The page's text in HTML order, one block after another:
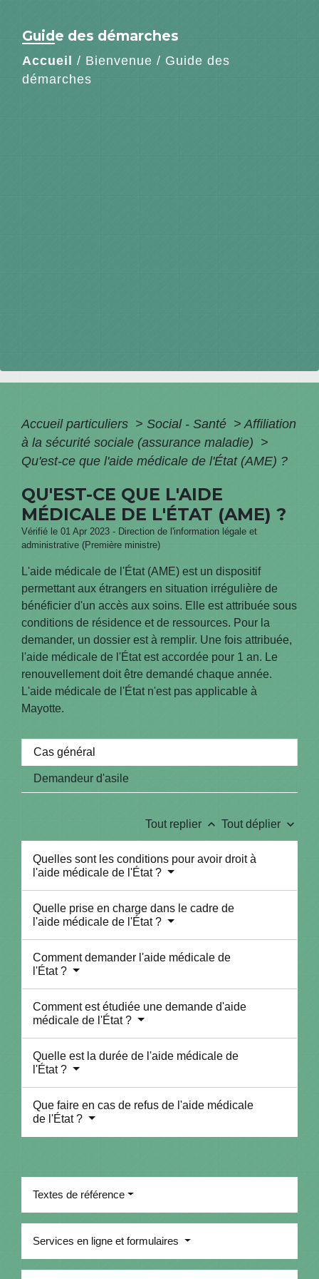
Guide des démarches
Accueil / Bienvenue / Guide des
démarches
Accueil particuliers > Social - Santé > Affiliation
à la sécurité sociale (assurance maladie) >
Qu'est-ce que l'aide médicale de l'État (AME) ?
QU'EST-CE QUE L'AIDE
MÉDICALE DE L'ÉTAT (AME) ?
Vérifié le 01 Apr 2023 - Direction de l'information légale et
administrative (Première ministre)
L'aide médicale de l'État (AME) est un dispositif
permettant aux étrangers en situation irrégulière de
bénéficier d'un accès aux soins. Elle est attribuée sous
conditions de résidence et de ressources. Pour la
demander, un dossier est à remplir. Une fois attribuée,
l'aide médicale de l'État est accordée pour 1 an. Le
renouvellement doit être demandé chaque année.
L'aide médicale de l'État n'est pas applicable à
Mayotte.
Cas général
Demandeur d'asile
Tout replier keyboard_arrow_up Tout déplier keyboard_arrow_down
Quelles sont les conditions pour avoir droit à
l'aide médicale de l'État ?
Quelle prise en charge dans le cadre de
l'aide médicale de l'État ?
Comment demander l'aide médicale de
l'État ?
Comment est étudiée une demande d'aide
médicale de l'État ?
Quelle est la durée de l'aide médicale de
l'État ?
Que faire en cas de refus de l'aide médicale
de l'État ?
Textes de référence
Services en ligne et formulaires